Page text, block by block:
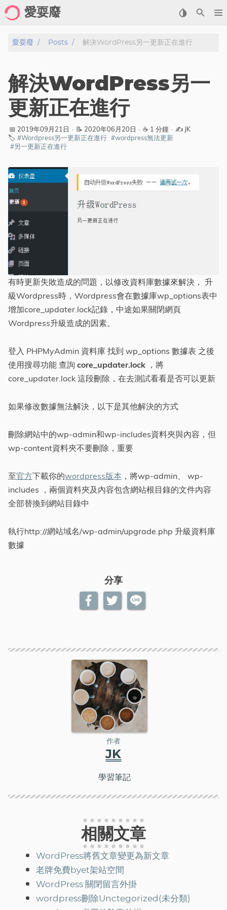
愛耍廢
Home
Posts
Archive
Gallery
Photo
Showcase
分類
Tags
標籤
分類
系列
愛耍廢 Posts 解決WordPress另一更新正在進行
解決WordPress另一
更新正在進行
📅 2019年09月21日 · 📝 2020年06月20日 · ☕ 1 分鐘 · ✍️ JK
🏷️ #Wordpress另一更新正在進行 #wordpress無法更新
#另一更新正在進行
有時更新失敗造成的問題，以修改資料庫數據來解決， 升
級Wordpress時，Wordpress會在數據庫wp_options表中
增加core_updater.lock記錄，中途如果關閉網頁
Wordpress升級造成的因素。
登入 PHPMyAdmin 資料庫 找到 wp_options 數據表 之後
使用搜尋功能 查詢 core_updater.lock ，將
core_updater.lock 這段刪除，在去測試看看是否可以更新
如果修改數據無法解決，以下是其他解決的方式
刪除網站中的wp-admin和wp-includes資料夾與內容，但
wp-content資料夾不要刪除，重要
至官方下載你的wordpress版本 ，將wp-admin、 wp-
includes ，兩個資料夾及內容包含網站根目錄的文件內容
全部替換到網站目錄中
執行http://網站域名/wp-admin/upgrade.php 升級資料庫
數據
分享
作者
JK
學習筆記
相關文章
WordPress將舊文章變更為新文章
老牌免費byet架站空間
WordPress 關閉留言外掛
wordpress刪除Unctegorized(未分類)